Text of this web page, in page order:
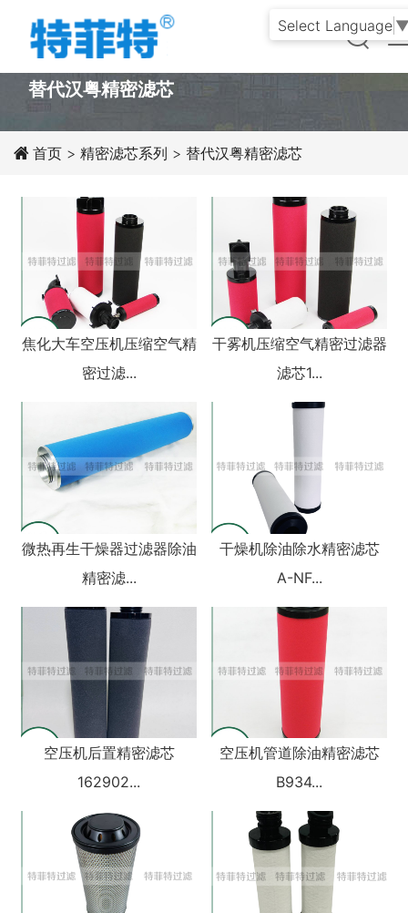
PRODUCT
替代汉粤精密滤芯
首页 > 精密滤芯系列 > 替代汉粤精密滤芯
焦化大车空压机压缩空气精
密过滤...
干雾机压缩空气精密过滤器
滤芯1...
微热再生干燥器过滤器除油
精密滤...
干燥机除油除水精密滤芯
A-NF...
空压机后置精密滤芯
162902...
空压机管道除油精密滤芯
B934...
Select Language